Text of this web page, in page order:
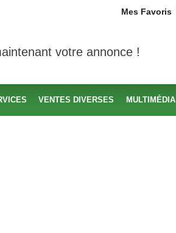
Mes Favoris
votre annonce !
VENTES DIVERSES MULTIMÉDIA